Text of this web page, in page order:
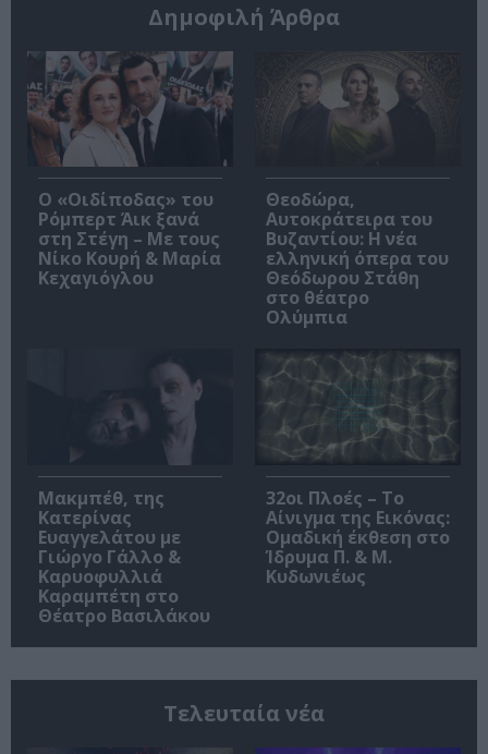
Δημοφιλή Άρθρα
O «Οιδίποδας» του
Ρόμπερτ Άικ ξανά
στη Στέγη – Με τους
Νίκο Κουρή & Μαρία
Κεχαγιόγλου
Θεοδώρα,
Αυτοκράτειρα του
Βυζαντίου: Η νέα
ελληνική όπερα του
Θεόδωρου Στάθη
στο θέατρο
Ολύμπια
Μακμπέθ, της
Κατερίνας
Ευαγγελάτου με
Γιώργο Γάλλο &
Καρυοφυλλιά
Καραμπέτη στο
Θέατρο Βασιλάκου
32οι Πλοές – Το
Αίνιγμα της Εικόνας:
Ομαδική έκθεση στο
Ίδρυμα Π. & Μ.
Κυδωνιέως
Τελευταία νέα